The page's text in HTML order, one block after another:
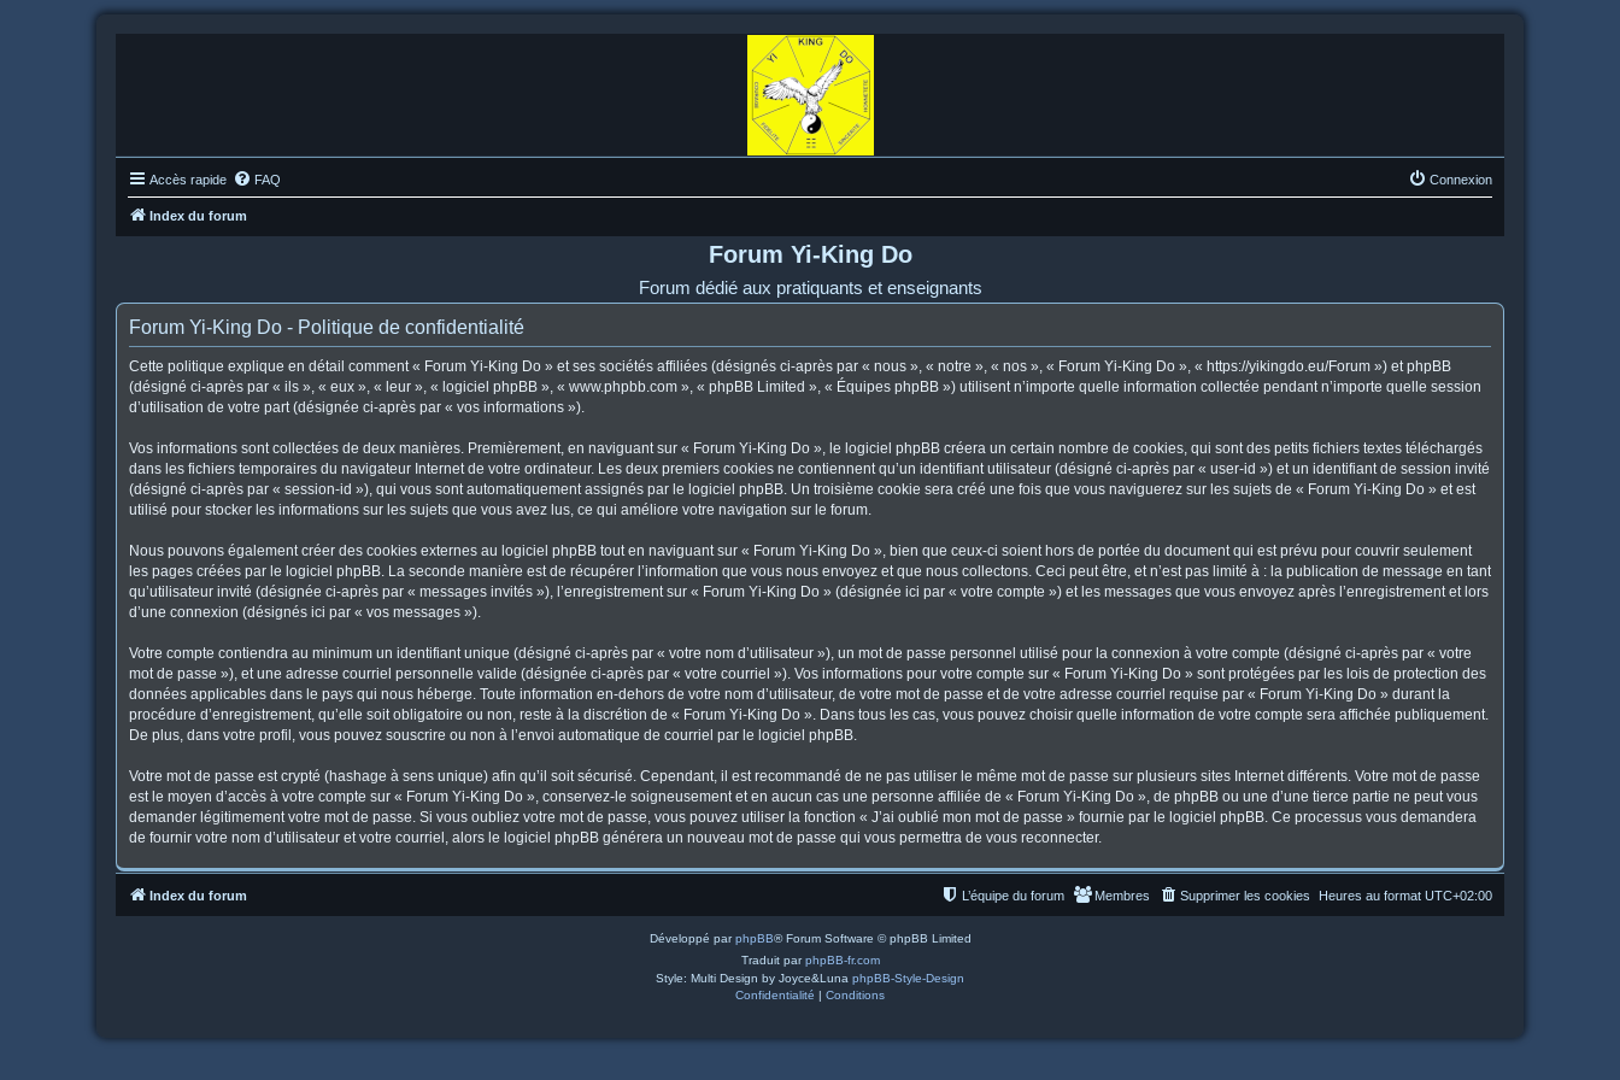
Accès rapide FAQ Connexion
Index du forum
Forum Yi-King Do
Forum dédié aux pratiquants et enseignants
Forum Yi-King Do - Politique de confidentialité
Cette politique explique en détail comment « Forum Yi-King Do » et ses sociétés affiliées (désignés ci-après par « nous », « notre », « nos », « Forum Yi-King Do », « https://yikingdo.eu/Forum ») et phpBB
(désigné ci-après par « ils », « eux », « leur », « logiciel phpBB », « www.phpbb.com », « phpBB Limited », « Équipes phpBB ») utilisent n’importe quelle information collectée pendant n’importe quelle session
d’utilisation de votre part (désignée ci-après par « vos informations »).
Vos informations sont collectées de deux manières. Premièrement, en naviguant sur « Forum Yi-King Do », le logiciel phpBB créera un certain nombre de cookies, qui sont des petits fichiers textes téléchargés
dans les fichiers temporaires du navigateur Internet de votre ordinateur. Les deux premiers cookies ne contiennent qu’un identifiant utilisateur (désigné ci-après par « user-id ») et un identifiant de session invité
(désigné ci-après par « session-id »), qui vous sont automatiquement assignés par le logiciel phpBB. Un troisième cookie sera créé une fois que vous naviguerez sur les sujets de « Forum Yi-King Do » et est
utilisé pour stocker les informations sur les sujets que vous avez lus, ce qui améliore votre navigation sur le forum.
Nous pouvons également créer des cookies externes au logiciel phpBB tout en naviguant sur « Forum Yi-King Do », bien que ceux-ci soient hors de portée du document qui est prévu pour couvrir seulement
les pages créées par le logiciel phpBB. La seconde manière est de récupérer l’information que vous nous envoyez et que nous collectons. Ceci peut être, et n’est pas limité à : la publication de message en tant
qu’utilisateur invité (désignée ci-après par « messages invités »), l’enregistrement sur « Forum Yi-King Do » (désignée ici par « votre compte ») et les messages que vous envoyez après l’enregistrement et lors
d’une connexion (désignés ici par « vos messages »).
Votre compte contiendra au minimum un identifiant unique (désigné ci-après par « votre nom d’utilisateur »), un mot de passe personnel utilisé pour la connexion à votre compte (désigné ci-après par « votre
mot de passe »), et une adresse courriel personnelle valide (désignée ci-après par « votre courriel »). Vos informations pour votre compte sur « Forum Yi-King Do » sont protégées par les lois de protection des
données applicables dans le pays qui nous héberge. Toute information en-dehors de votre nom d’utilisateur, de votre mot de passe et de votre adresse courriel requise par « Forum Yi-King Do » durant la
procédure d’enregistrement, qu’elle soit obligatoire ou non, reste à la discrétion de « Forum Yi-King Do ». Dans tous les cas, vous pouvez choisir quelle information de votre compte sera affichée publiquement.
De plus, dans votre profil, vous pouvez souscrire ou non à l’envoi automatique de courriel par le logiciel phpBB.
Votre mot de passe est crypté (hashage à sens unique) afin qu’il soit sécurisé. Cependant, il est recommandé de ne pas utiliser le même mot de passe sur plusieurs sites Internet différents. Votre mot de passe
est le moyen d’accès à votre compte sur « Forum Yi-King Do », conservez-le soigneusement et en aucun cas une personne affiliée de « Forum Yi-King Do », de phpBB ou une d’une tierce partie ne peut vous
demander légitimement votre mot de passe. Si vous oubliez votre mot de passe, vous pouvez utiliser la fonction « J’ai oublié mon mot de passe » fournie par le logiciel phpBB. Ce processus vous demandera
de fournir votre nom d’utilisateur et votre courriel, alors le logiciel phpBB générera un nouveau mot de passe qui vous permettra de vous reconnecter.
Index du forum Heures au format UTC+02:00
Supprimer les cookies
Membres
L’équipe du forum
Développé parphpBB® Forum Software © phpBB Limited
Traduit parphpBB-fr.com
Style: Multi Design by Joyce&Luna phpBB-Style-Design
Confidentialité | Conditions